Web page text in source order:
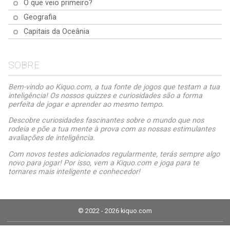
O que veio primeiro?
Geografia
Capitais da Oceânia
SOBRE
Bem-vindo ao Kiquo.com, a tua fonte de jogos que testam a tua
inteligência! Os nossos quizzes e curiosidades são a forma
perfeita de jogar e aprender ao mesmo tempo.
Descobre curiosidades fascinantes sobre o mundo que nos
rodeia e põe a tua mente à prova com as nossas estimulantes
avaliações de inteligência.
Com novos testes adicionados regularmente, terás sempre algo
novo para jogar! Por isso, vem a Kiquo.com e joga para te
tornares mais inteligente e conhecedor!
© 2022 - 2026 kiquo.com